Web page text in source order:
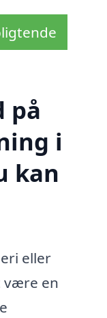
på
i
kan
eller
være en